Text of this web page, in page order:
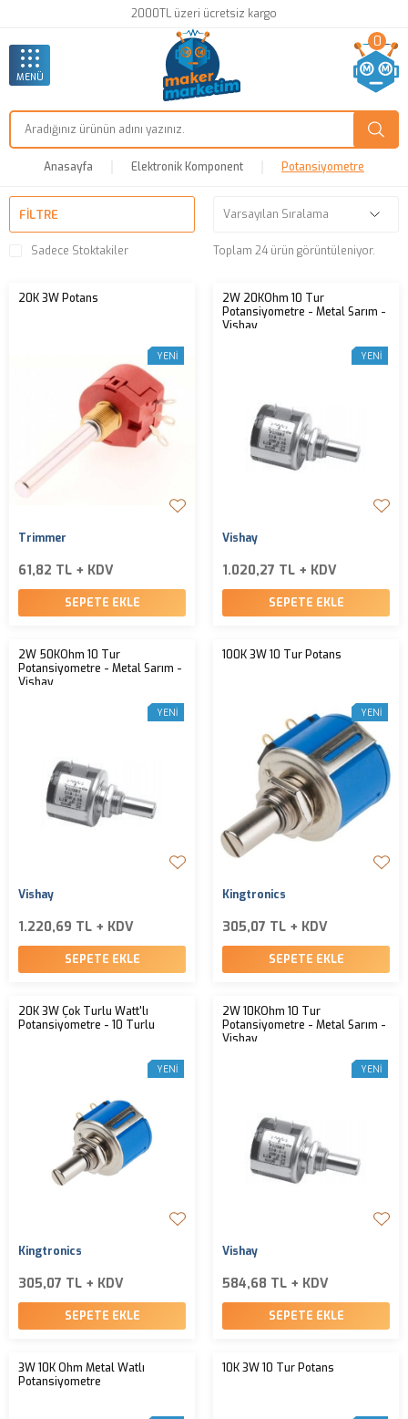
2000TL üzeri ücretsiz kargo
MENÜ
0
Anasayfa Elektronik Komponent Potansiyometre
FILTRE
Sadece Stoktakiler Toplam 24 ürün görüntüleniyor.
20K 3W Potans
YENI
Trimmer
61,82 TL + KDV
SEPETE EKLE
2W 20KOhm 10 Tur
Potansiyometre - Metal Sarım -
Vishay
YENI
Vishay
1.020,27 TL + KDV
SEPETE EKLE
2W 50KOhm 10 Tur
Potansiyometre - Metal Sarım -
Vishay
YENI
Vishay
1.220,69 TL + KDV
SEPETE EKLE
100K 3W 10 Tur Potans
YENI
Kingtronics
305,07 TL + KDV
SEPETE EKLE
20K 3W Çok Turlu Watt'lı
Potansiyometre - 10 Turlu
YENI
Kingtronics
305,07 TL + KDV
SEPETE EKLE
2W 10KOhm 10 Tur
Potansiyometre - Metal Sarım -
Vishay
YENI
Vishay
584,68 TL + KDV
SEPETE EKLE
3W 10K Ohm Metal Watlı
Potansiyometre
10K 3W 10 Tur Potans